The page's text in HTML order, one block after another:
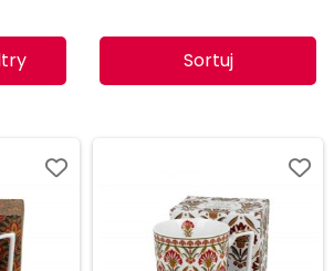
Sortuj